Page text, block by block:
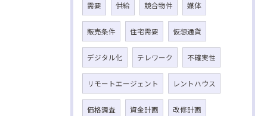
需要 供給 競合物件 媒体
販売条件 住宅需要 仮想通貨
デジタル化 テレワーク 不確実性
リモートエージェント レントハウス
価格調査 資金計画 改修計画